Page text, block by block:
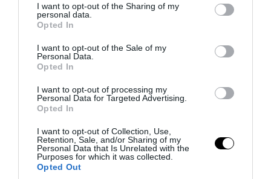
not limited to your visit or usage behaviour. You may click to
grant or deny consent to Google and its third-party tags to
use your data for below specified purposes in below Google
consent section.
I want to opt-out of the Sharing of my
personal data.
Opted In
I want to opt-out of the Sale of my
Personal Data.
Opted In
I want to opt-out of processing my
Personal Data for Targeted Advertising.
Opted In
I want to opt-out of Collection, Use,
Retention, Sale, and/or Sharing of my
Personal Data that Is Unrelated with the
Purposes for which it was collected.
Opted Out
Ν.Τραμπ: «Αν επικρατήσουν οι
Δημοκρατικοί μπορεί να είμαι ο
τελευταίος Ρεπουμπλικανός πρόεδρος»
07.08.2026 | 13:57